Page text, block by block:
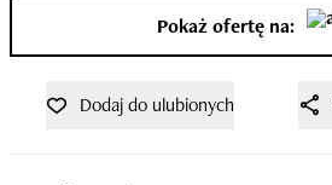
Pokaż ofertę na:
Dodaj do ulubionych